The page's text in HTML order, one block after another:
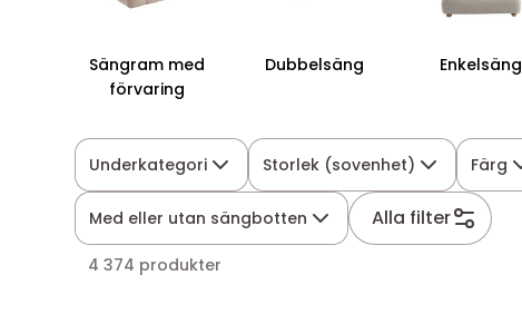
Sängram med
förvaring
Dubbelsäng Enkelsäng
Underkategori Storlek (sovenhet) Färg
Med eller utan sängbotten Alla filter
4 374 produkter